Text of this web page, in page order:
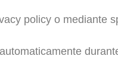
policy o mediante